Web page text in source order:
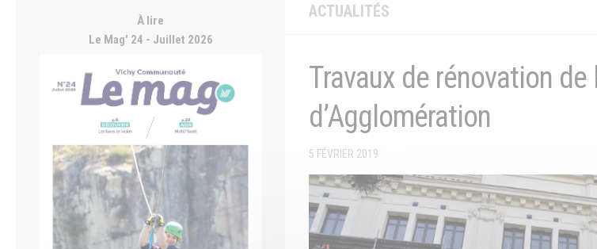
ACTUALITÉS
Travaux de rénovation de
d’Agglomération
5 FÉVRIER 2019
À lire
Le Mag' 24 - Juillet 2026